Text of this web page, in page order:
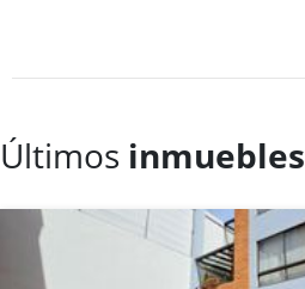
Últimos inmuebles